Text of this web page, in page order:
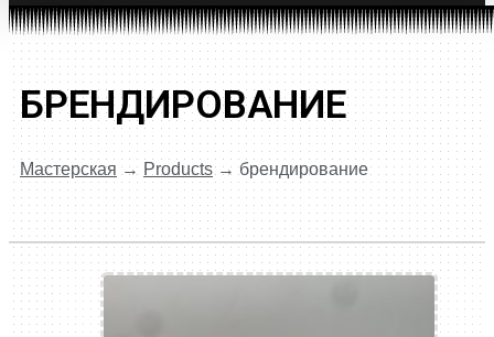
БРЕНДИРОВАНИЕ
Мастерская → Products→брендирование